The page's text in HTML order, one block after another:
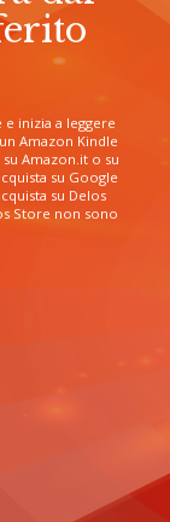
inizia a leggere
Amazon Kindle
Amazon.it o su
su Google
su Delos
Store non sono